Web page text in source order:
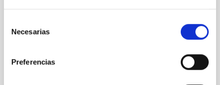
Necesarias
Preferencias
sede de IACTEC, en La Laguna. Este encuentro se ha
consolidado como un espacio para compartir los
diferentes áreas de trabajo del centro, promoviendo
la colaboración, la cohesión y el intercambio de ideas